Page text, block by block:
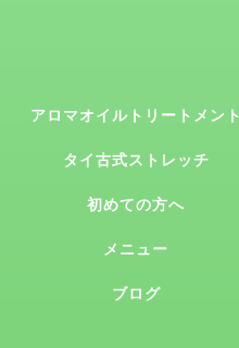
アロマオイルトリートメント
タイ古式ストレッチ
初めての方へ
メニュー
ブログ